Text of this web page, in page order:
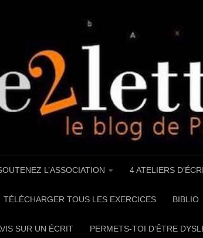
L’ASSOCIATION 4 ATELIERS
TÉLÉCHARGER TOUS LES EXERCICES BIBLIO
SUR UN ÉCRIT PERMETS-TOI D’ÊTRE